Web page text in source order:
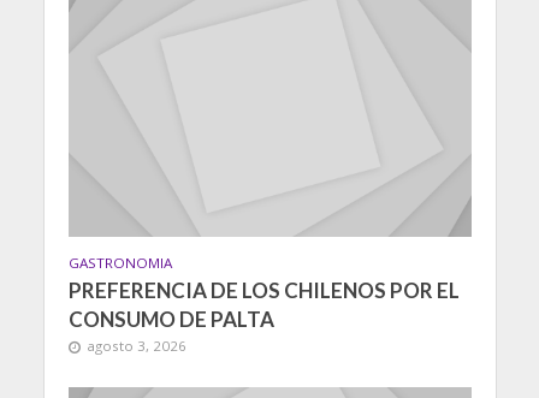
GASTRONOMIA
PREFERENCIA DE LOS CHILENOS POR EL
CONSUMO DE PALTA
agosto 3, 2026